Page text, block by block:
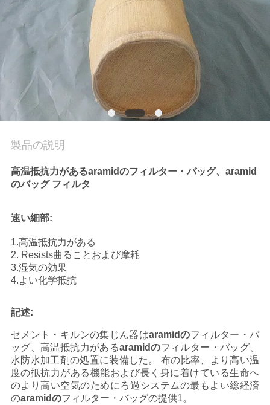
達
に
連
絡
し
な
い
引
用
を
求
し
な
さ
製品の説明
高温抵抗力があるaramidのフィルター・バッグ、aramid
のバッグ フィルタ
速い細部:
1.高温抵抗力がある
2. Resists曲ることおよび摩耗
3.湿気の効果
4.よい化学抵抗
記述:
セメント・キルンの集じん器はaramidのフィルター・バ
ッグ、高温抵抗力があるaramidのフィルター・バッグ、
水防水加工剤の処置に装備した。 布の比率、より高い温
度の抵抗力がある機能および長く身に着けている生命へ
のより高い空気のためにろ過システムの最もよい総経済
のaramidのフィルター・バッグの提供1。